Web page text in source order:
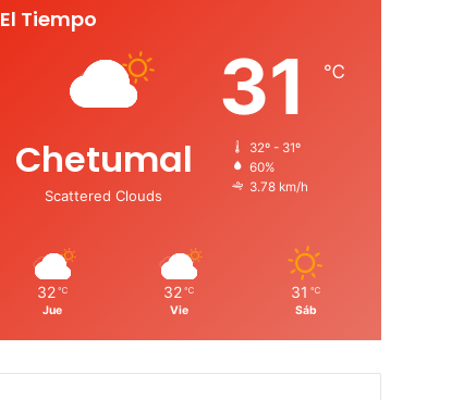
El Tiempo
Chetumal
Scattered Clouds
31 ℃
32º - 31º
60%
3.78 km/h
32 ℃
Jue
32 ℃
Vie
31 ℃
Sáb